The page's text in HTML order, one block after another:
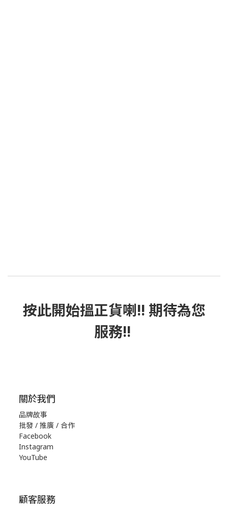
按此開始搵正貨喇!! 期待為您
服務!!
關於我們
品牌故事
批發 / 推廣 / 合作
Facebook
Instagram
YouTube
顧客服務